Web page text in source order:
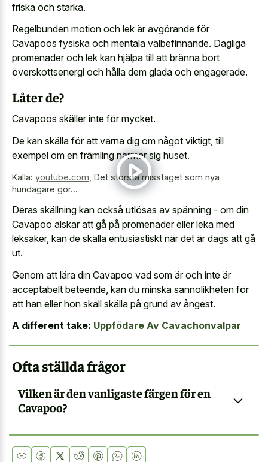
friska och starka.
Regelbunden motion och lek är avgörande för
Cavapoos fysiska och mentala välbefinnande. Dagliga
promenader och lek kan hjälpa till att bränna bort
överskottsenergi och hålla dem glada och engagerade.
Låter de?
Cavapoos skäller inte för mycket.
De kan skälla för att varna dig om något viktigt, till
exempel om en främling närmar sig huset.
Källa: youtube.com Det största misstaget som nya
hundägare gör...
Deras skällning kan också utlösas av spänning - om din
Cavapoo älskar att gå på promenader eller leka med
leksaker, kan de skälla entusiastiskt när det är dags att gå
ut.
Genom att lära din Cavapoo vad som är och inte är
acceptabelt beteende, kan du minska sannolikheten för
att han eller hon skall skälla på grund av ångest.
A different take: Uppfödare Av Cavachonvalpar
Ofta ställda frågor
Vilken är den vanligaste färgen för en
Cavapoo?